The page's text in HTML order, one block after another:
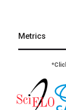
Metrics